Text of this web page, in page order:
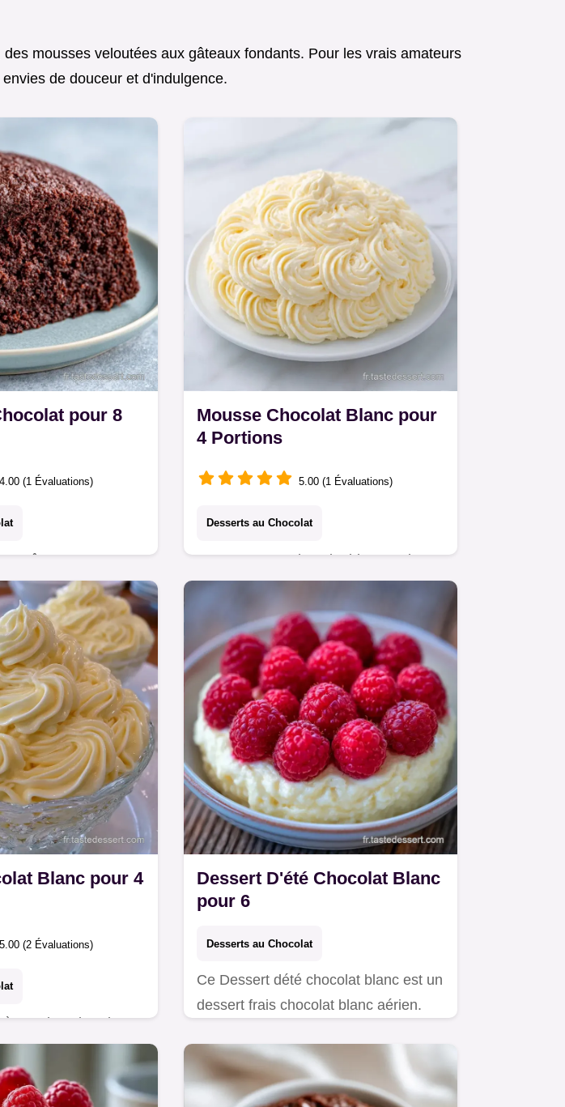
mousses veloutées aux gâteaux fondants. Pour les vrais amateurs
de douceur et d'indulgence.
pour 8
4.00 (1 Évaluations)
Gâteau au
et fondant. Profitez
grâce au yaourt
le rôle des
Mousse Chocolat Blanc pour
4 Portions
5.00 (1 Évaluations)
Desserts au Chocolat
Cette Mousse chocolat blanc maison
est une recette facile qui tient bien.
Inclus : tableau des températures
pour un résultat stable. Prête en 15
min.
Blanc pour 4
5.00 (2 Évaluations)
Chocolat Blanc
de crème
sont fondants.
des températures.
Dessert D'été Chocolat Blanc
pour 6
Desserts au Chocolat
Ce Dessert dété chocolat blanc est un
dessert frais chocolat blanc aérien.
crème. Inclus : tableau de substitution
budgétaire.